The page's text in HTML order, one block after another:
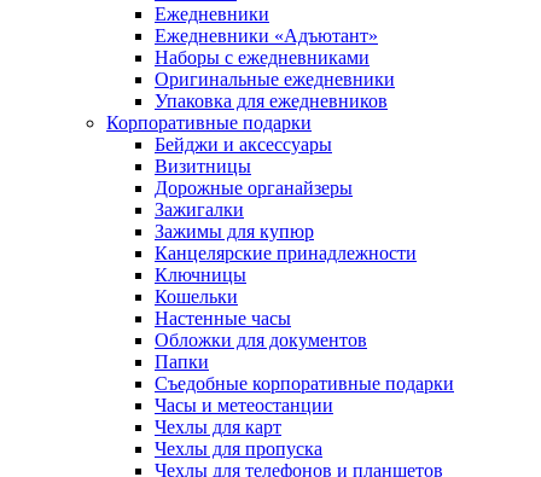
Ежедневники
Ежедневники «Адъютант»
Наборы с ежедневниками
Оригинальные ежедневники
Упаковка для ежедневников
Корпоративные подарки
Бейджи и аксессуары
Визитницы
Дорожные органайзеры
Зажигалки
Зажимы для купюр
Канцелярские принадлежности
Ключницы
Кошельки
Настенные часы
Обложки для документов
Папки
Съедобные корпоративные подарки
Часы и метеостанции
Чехлы для карт
Чехлы для пропуска
Чехлы для телефонов и планшетов